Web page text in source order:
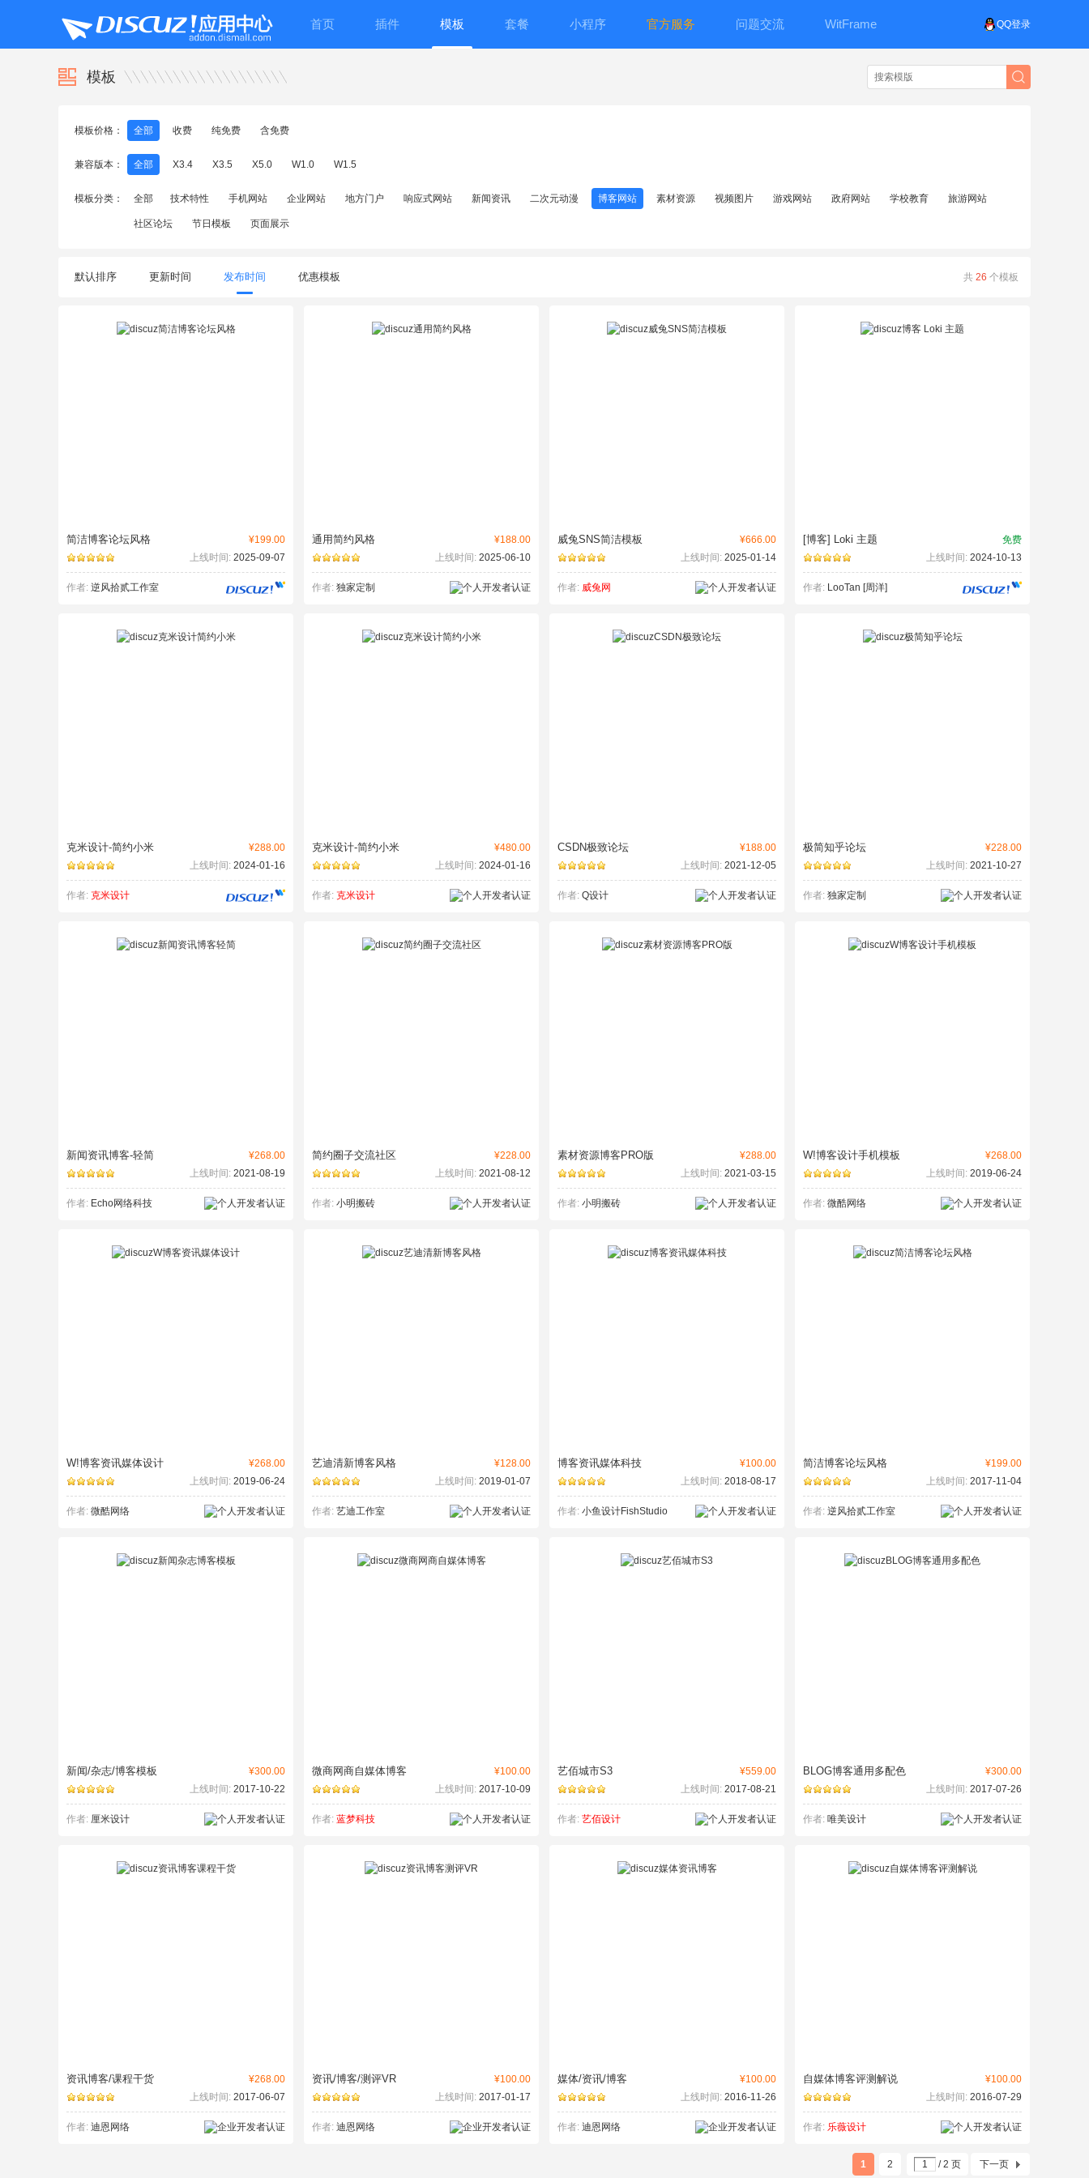
QQ登录
首页 插件 模板 套餐 小程序 官方服务 问题交流 WitFrame
模板
模板价格： 全部 收费 纯免费 含免费
兼容版本： 全部 X3.4 X3.5 X5.0 W1.0 W1.5
模板分类： 全部 技术特性 手机网站 企业网站 地方门户 响应式网站 新闻资讯 二次元动漫 博客网站 素材资源 视频图片 游戏网站 政府网站 学校教育 旅游网站
社区论坛 节日模板 页面展示
共 26 个模板
默认排序 更新时间 发布时间 优惠模板
¥199.00
简洁博客论坛风格
上线时间: 2025-09-07
作者: 逆风拾贰工作室
¥188.00
通用简约风格
上线时间: 2025-06-10
作者: 独家定制
¥666.00
威兔SNS简洁模板
上线时间: 2025-01-14
作者: 威兔网
免费
[博客] Loki 主题
上线时间: 2024-10-13
作者: LooTan [周洋]
¥288.00
克米设计-简约小米
上线时间: 2024-01-16
作者: 克米设计
¥480.00
克米设计-简约小米
上线时间: 2024-01-16
作者: 克米设计
¥188.00
CSDN极致论坛
上线时间: 2021-12-05
作者: Q设计
¥228.00
极简知乎论坛
上线时间: 2021-10-27
作者: 独家定制
¥268.00
新闻资讯博客-轻简
上线时间: 2021-08-19
作者: Echo网络科技
¥228.00
简约圈子交流社区
上线时间: 2021-08-12
作者: 小明搬砖
¥288.00
素材资源博客PRO版
上线时间: 2021-03-15
作者: 小明搬砖
¥268.00
W!博客设计手机模板
上线时间: 2019-06-24
作者: 微酷网络
¥268.00
W!博客资讯媒体设计
上线时间: 2019-06-24
作者: 微酷网络
¥128.00
艺迪清新博客风格
上线时间: 2019-01-07
作者: 艺迪工作室
¥100.00
博客资讯媒体科技
上线时间: 2018-08-17
作者: 小鱼设计FishStudio
¥199.00
简洁博客论坛风格
上线时间: 2017-11-04
作者: 逆风拾贰工作室
¥300.00
新闻/杂志/博客模板
上线时间: 2017-10-22
作者: 厘米设计
¥100.00
微商网商自媒体博客
上线时间: 2017-10-09
作者: 蓝梦科技
¥559.00
艺佰城市S3
上线时间: 2017-08-21
作者: 艺佰设计
¥300.00
BLOG博客通用多配色
上线时间: 2017-07-26
作者: 唯美设计
¥268.00
资讯博客/课程干货
上线时间: 2017-06-07
作者: 迪恩网络
¥100.00
资讯/博客/测评VR
上线时间: 2017-01-17
作者: 迪恩网络
¥100.00
媒体/资讯/博客
上线时间: 2016-11-26
作者: 迪恩网络
¥100.00
自媒体博客评测解说
上线时间: 2016-07-29
作者: 乐薇设计
1 2 / 2 页 下一页